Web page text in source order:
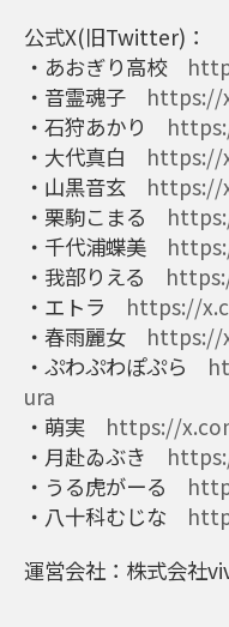
公式X(旧Twitter)：
・あおぎり高校
・音霊魂子 https://
・石狩あかり
・大代真白 https://
・山黒音玄 https://
・栗駒こまる
・千代浦蝶美
・我部りえる
・エトラ https://
・春雨麗女 https://
・ぷわぷわぽぷら
ura
・萌実 https://
・月赴ゐぶき
・うる虎がーる
・八十科むじな
運営会社：株式会社